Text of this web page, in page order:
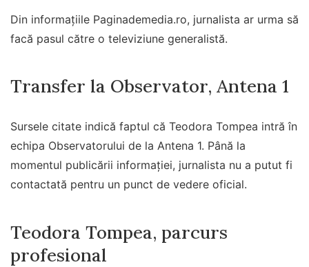
Din informațiile Paginademedia.ro, jurnalista ar urma să
facă pasul către o televiziune generalistă.
Transfer la Observator, Antena 1
Sursele citate indică faptul că Teodora Tompea intră în
echipa Observatorului de la Antena 1. Până la
momentul publicării informației, jurnalista nu a putut fi
contactată pentru un punct de vedere oficial.
Teodora Tompea, parcurs
profesional